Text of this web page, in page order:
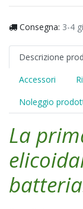
Consegna: 3-4
Descrizione
Accessori
Noleggio
La